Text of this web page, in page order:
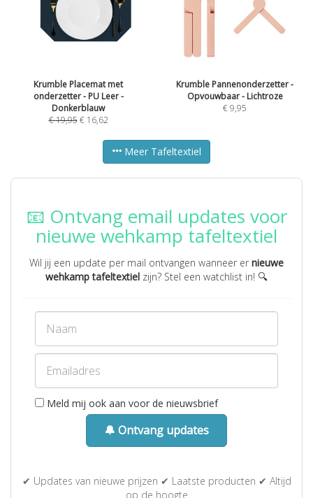
Krumble Placemat met
onderzetter - PU Leer -
Donkerblauw
€19,95 € 16,62
Krumble Pannenonderzetter -
Opvouwbaar - Lichtroze
€9,95
Meer Tafeltextiel
📧 Ontvang email updates voor
nieuwe wehkamp tafeltextiel
Wil jij een update per mail ontvangen wanneer er nieuwe
wehkamp tafeltextiel zijn? Stel een watchlist in! 🔍
Meld mij ook aan voor de nieuwsbrief
🔔 Ontvang updates
✔ Updates van nieuwe prijzen ✔ Laatste producten ✔ Altijd
op de hoogte